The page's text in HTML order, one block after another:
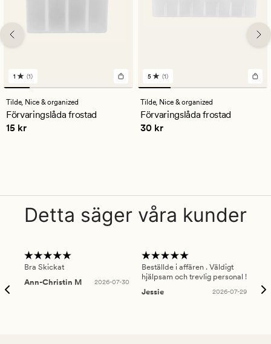
1
omdömen
med
ett
genomsnittligt
betyg
1 (1)
Tilde, Nice & organized
Förvaringslåda frostad
Pris 15 kr
15 kr
1
omdömen
med
ett
genomsnittligt
betyg
5 (1)
Tilde, Nice & organized
Förvaringslåda frostad
Pris 30 kr
30 kr
Detta säger våra kunder
Bra Skickat
Ann-Christin M
2026-07-30
Beställde i affären . Väldigt
hjälpsam och trevlig personal !
Jessie
2026-07-29